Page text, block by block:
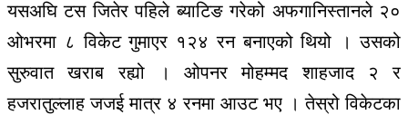
यसअघि टस जितेर पहिले ब्याटिङ गरेको अफगानिस्तानले २०
ओभरमा ८ विकेट गुमाएर १२४ रन बनाएको थियो । उसको
सुरुवात खराब रह्यो । ओपनर मोहम्मद शाहजाद २ र
हजरातुल्लाह जजई मात्र ४ रनमा आउट भए । तेस्रो विकेटका